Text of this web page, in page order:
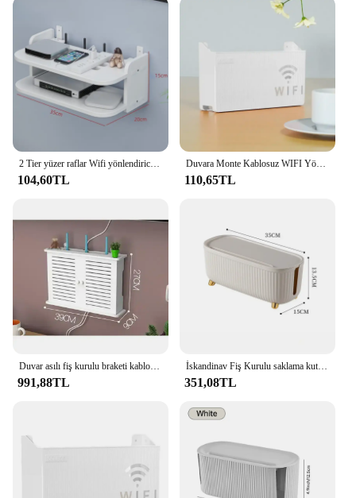
2 Tier yüzer raflar Wifi yönlendirici asılı katmanlı çok dokunun Outlet Set Top kutu tutucu kablo braketi duvar montaj depolama organizatör
104,60TL
Duvara Monte Kablosuz WIFI Yönlendirici Raf ABS plastik saklama kutusu Yönlendirici Raf Kablo Güç Braketi Organizatör Kutusu Oturma Odası için
110,65TL
Duvar asılı fiş kurulu braketi kablo düzenleyici PVC Panel raf duvar kablosuz Wifi yönlendirici raf monte saklama kutusu ev dekor
991,88TL
İskandinav Fiş Kurulu saklama kutusu kablo tel organizatör Vaka Soket Kablosuz WiFi Yönlendirici Bilezik Masaüstü Veri Hattı Fiş Tutucu Raf
351,08TL